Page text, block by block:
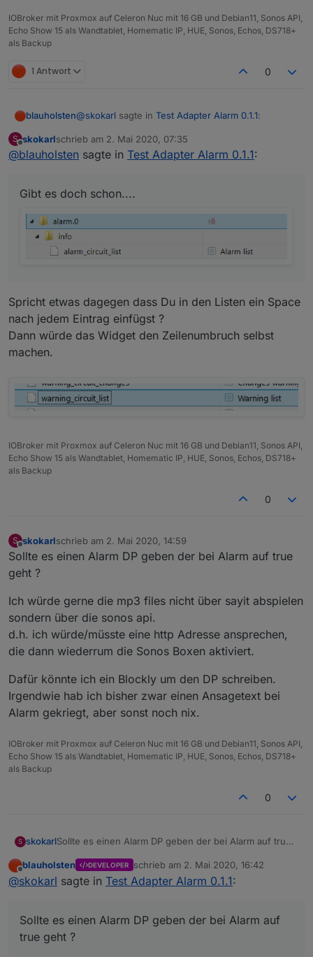
IOBroker mit Proxmox auf Celeron Nuc mit 16 GB und Debian11, Sonos API,
Echo Show 15 als Wandtablet, Homematic IP, HUE, Sonos, Echos, DS718+
als Backup
1 Antwort 0
blauholsten@skokarl sagte in Test Adapter Alarm 0.1.1:
@blauholstensagte inTest Adapter Alarm
Gegenteil, ist erwünscht. Allerdings
kann ich nicht versprechen, alles
Versuche jedoch mein bestes.
Ich hätte nicht viele Alarm Kontakte, aber
vielleicht doch ein paar.
Das erste was ich mir wünsche würde, wäre
eine Liste aller aktueller angesprochener
was für Dich einfach zu realisieren wäre.
Hintergrund ist, dass man dann z.B. in einem
Widget darstellen kann welche und wieviele
abgefagt werden müssen.
S
Offline
skokarlschrieb am 2. Mai 2020, 07:35
zuletzt editiert von
@blauholsten sagte in Test Adapter Alarm 0.1.1:
Gibt es doch schon....
Spricht etwas dagegen dass Du in den Listen ein Space
nach jedem Eintrag einfügst ?
Dann würde das Widget den Zeilenumbruch selbst
machen.
IOBroker mit Proxmox auf Celeron Nuc mit 16 GB und Debian11, Sonos API,
Echo Show 15 als Wandtablet, Homematic IP, HUE, Sonos, Echos, DS718+
als Backup
0
S
Offline
skokarlschrieb am 2. Mai 2020, 14:59
zuletzt editiert von
Sollte es einen Alarm DP geben der bei Alarm auf true
geht ?
Ich würde gerne die mp3 files nicht über sayit abspielen
sondern über die sonos api.
d.h. ich würde/müsste eine http Adresse ansprechen,
die dann wiederrum die Sonos Boxen aktiviert.
Dafür könnte ich ein Blockly um den DP schreiben.
Irgendwie hab ich bisher zwar einen Ansagetext bei
Alarm gekriegt, aber sonst noch nix.
IOBroker mit Proxmox auf Celeron Nuc mit 16 GB und Debian11, Sonos API,
Echo Show 15 als Wandtablet, Homematic IP, HUE, Sonos, Echos, DS718+
als Backup
0
S skokarlSollte es einen Alarm DP geben der bei Alarm auf true
Ich würde gerne die mp3 files nicht über sayit
abspielen sondern über die sonos api.
Alarm gekriegt, aber sonst noch nix.
Offline
blauholsten DEVELOPER schrieb am 2. Mai 2020, 16:42
zuletzt editiert von
@skokarl sagte in Test Adapter Alarm 0.1.1:
Sollte es einen Alarm DP geben der bei Alarm auf
true geht ?